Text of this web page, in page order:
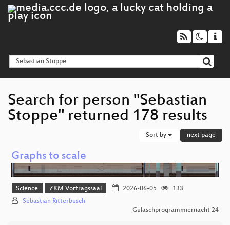
Search for person "Sebastian
Stoppe" returned 178 results
Sort by next page
Graphs to scale
Science ZKM Vortragssaal 2026-06-05
133
Sebastian Ritterbusch
Gulaschprogrammiernacht 24